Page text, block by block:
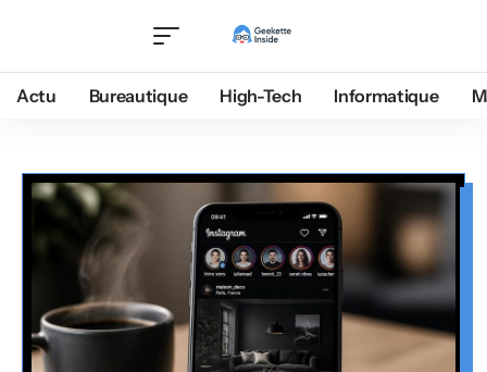
Actu Bureautique High-Tech Informatique